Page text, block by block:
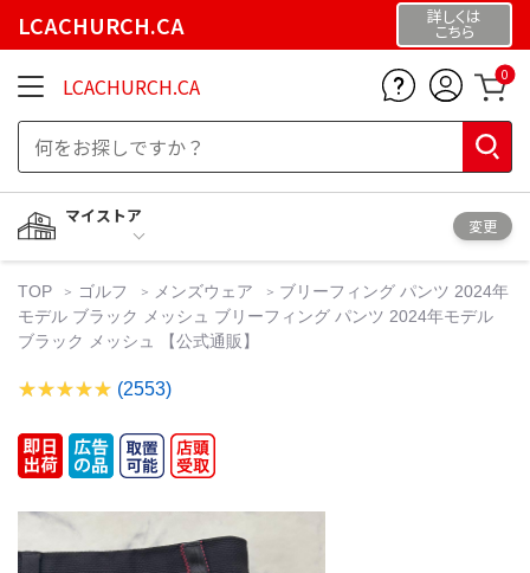
LCACHURCH.CA 詳しくは
こちら
LCACHURCH.CA 0
マイストア
変更
TOP ゴルフ メンズウェア
ブリーフィング パンツ 2024年
モデル ブラック メッシュ ブリーフィング パンツ 2024年モデル
ブラック メッシュ 【公式通販】
(2553)